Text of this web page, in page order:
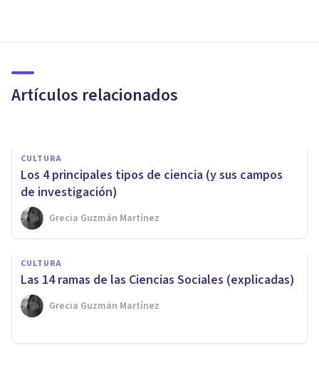
Artículos relacionados
importantes (y su significado)
CULTURA
Los 4 principales tipos de ciencia (y sus campos
de investigación)
Grecia Guzmán Martínez
CULTURA
Las 14 ramas de las Ciencias Sociales (explicadas)
Grecia Guzmán Martínez
¿Qué son los experimentos
mentales? Usos y ejemplos